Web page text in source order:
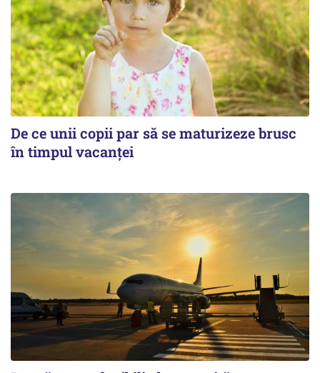
De ce unii copii par să se maturizeze brusc
în timpul vacanței